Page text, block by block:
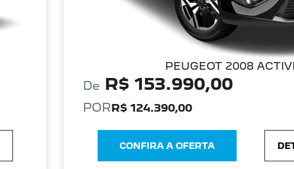
PEUGEOT 2008
De R$ 153.990,00
PORR$ 124.390,00
CONFIRA A OFERTA